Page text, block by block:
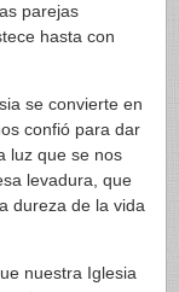
parejas
hasta con
se convierte en
confió para dar
luz que se nos
levadura, que
dureza de la vida
nuestra Iglesia